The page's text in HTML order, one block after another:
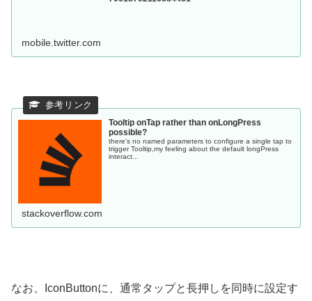
mobile.twitter.com
Tooltip onTap rather than onLongPress
possible?
there's no named parameters to configure a single tap to
trigger Tooltip,my feeling about the default longPress
interact...
stackoverflow.com
なお、IconButtonに、通常タップと長押しを同時に設定す